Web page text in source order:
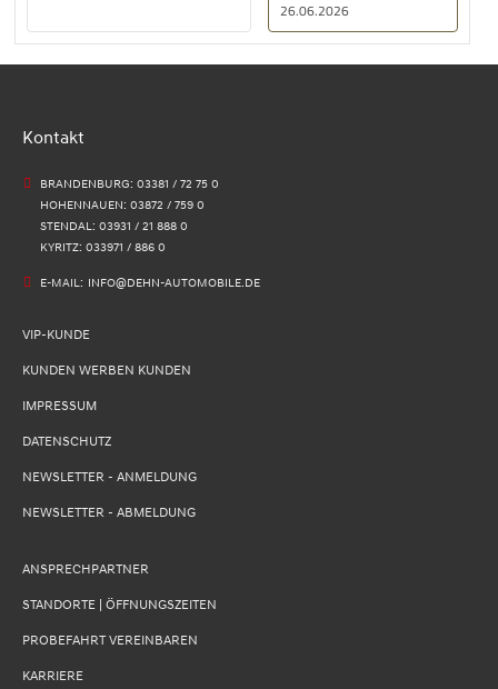
26.06.2026
Kontakt
BRANDENBURG: 03381 / 72 75 0
HOHENNAUEN: 03872 / 759 0
STENDAL: 03931 / 21 888 0
KYRITZ: 033971 / 886 0
E-MAIL: INFO@DEHN-AUTOMOBILE.DE
VIP-KUNDE
KUNDEN WERBEN KUNDEN
IMPRESSUM
DATENSCHUTZ
NEWSLETTER - ANMELDUNG
NEWSLETTER - ABMELDUNG
ANSPRECHPARTNER
STANDORTE | ÖFFNUNGSZEITEN
PROBEFAHRT VEREINBAREN
KARRIERE